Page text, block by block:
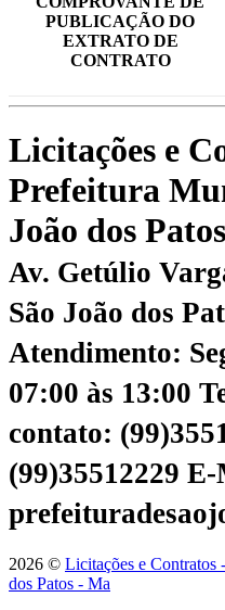
PUBLICAÇÃO DO
EXTRATO DE
CONTRATO
Licitações e
Prefeitura
João dos
Av. Getúlio
São João dos
Atendimento:
07:00 às 13:00
contato:
(99)35512229 E-
2026 © Licitações e Contratos
dos Patos - Ma